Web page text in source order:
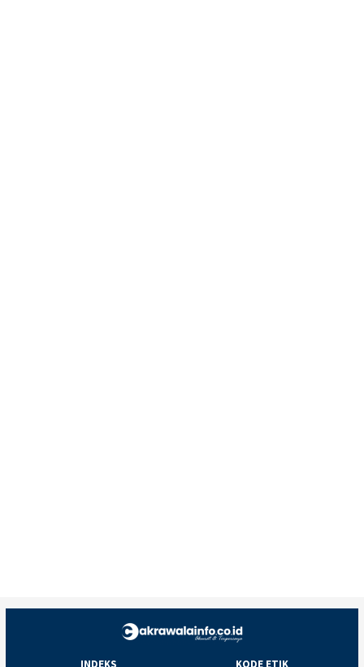
INDEKS KODE ETIK